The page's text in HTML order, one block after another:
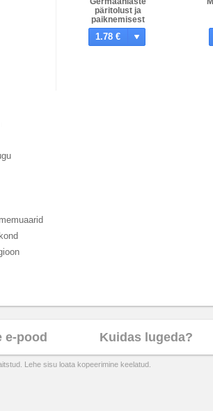
päritolust ja
paiknemisest
1.78 €
e-pood Kuidas lugeda?
Lehe sisu loata kopeerimine keelatud.